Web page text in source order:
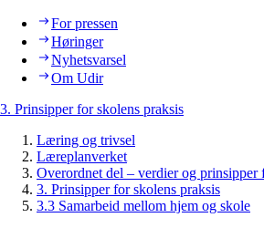
For pressen
Høringer
Nyhetsvarsel
Om Udir
3. Prinsipper for skolens praksis
Læring og trivsel
Læreplanverket
Overordnet del – verdier og
3. Prinsipper for skolens praksis
3.3 Samarbeid mellom hjem og skole